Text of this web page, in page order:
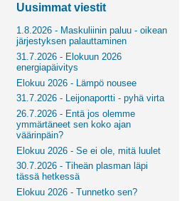
Uusimmat viestit
1.8.2026 - Maskuliinin paluu - oikean
järjestyksen palauttaminen
31.7.2026 - Elokuun 2026
energiapäivitys
Elokuu 2026 - Lämpö nousee
31.7.2026 - Leijonaportti - pyhä virta
26.7.2026 - Entä jos olemme
ymmärtäneet sen koko ajan
väärinpäin?
Elokuu 2026 - Se ei ole, mitä luulet
30.7.2026 - Tiheän plasman läpi
tässä hetkessä
Elokuu 2026 - Tunnetko sen?